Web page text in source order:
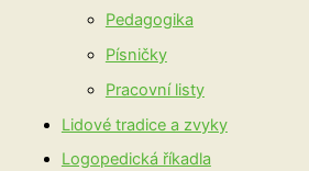
Pedagogika
Písničky
Pracovní listy
Lidové tradice a zvyky
Logopedická říkadla